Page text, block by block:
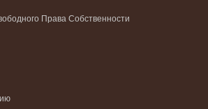
Права Собственности